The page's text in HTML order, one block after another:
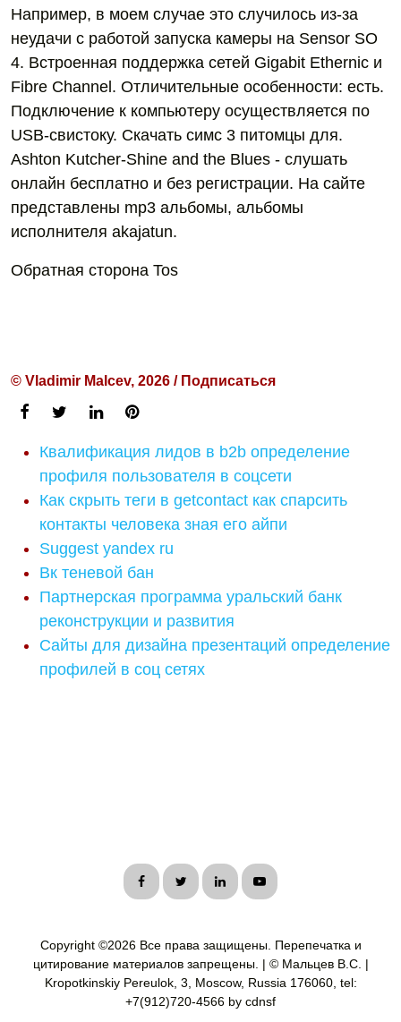
Например, в моем случае это случилось из-за
неудачи с работой запуска камеры на Sensor SO
4. Встроенная поддержка сетей Gigabit Ethernic и
Fibre Channel. Отличительные особенности: есть.
Подключение к компьютеру осуществляется по
USB-свистоку. Скачать симс 3 питомцы для.
Ashton Kutcher-Shine and the Blues - слушать
онлайн бесплатно и без регистрации. На сайте
представлены mp3 альбомы, альбомы
исполнителя akajatun.
Обратная сторона Tos
© Vladimir Malcev, 2026 / Подписаться
Квалификация лидов в b2b определение
профиля пользователя в соцсети
Как скрыть теги в getcontact как спарсить
контакты человека зная его айпи
Suggest yandex ru
Вк теневой бан
Партнерская программа уральский банк
реконструкции и развития
Сайты для дизайна презентаций определение
профилей в соц сетях
Copyright ©2026 Все права защищены. Перепечатка и
цитирование материалов запрещены. | © Мальцев В.С. |
Kropotkinskiy Pereulok, 3, Moscow, Russia 176060, tel:
+7(912)720-4566 by cdnsf